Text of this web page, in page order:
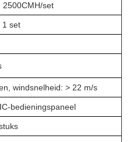
2500CMH/set
1 set
windsnelheid: > 22 m/s
bedieningspaneel